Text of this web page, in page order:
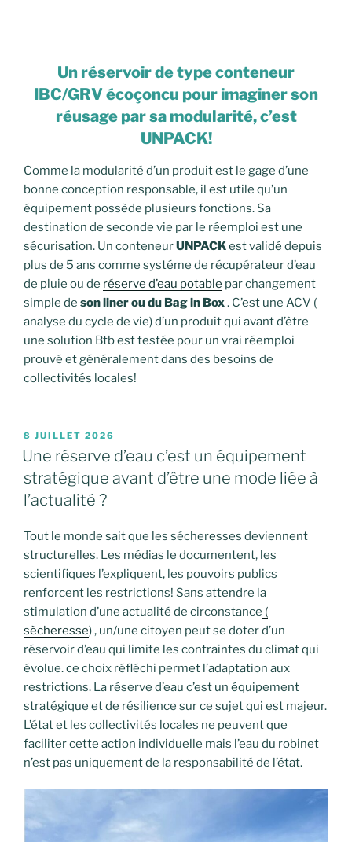
Un réservoir de type conteneur
IBC/GRV écoçoncu pour imaginer son
réusage par sa modularité, c’est
UNPACK!
Comme la modularité d’un produit est le gage d’une
bonne conception responsable, il est utile qu’un
équipement possède plusieurs fonctions. Sa
destination de seconde vie par le réemploi est une
sécurisation. Un conteneurUNPACKest validé depuis
plus de 5 ans comme systéme de récupérateur d’eau
de pluie ou de réserve d’eau potable par changement
simple de son liner ou du Bag in Box. C’est une ACV (
analyse du cycle de vie) d’un produit qui avant d’être
une solution Btb est testée pour un vrai réemploi
prouvé et généralement dans des besoins de
collectivités locales!
PUBLIÉ
LE
8 JUILLET 2026
Une réserve d’eau c’est un équipement
stratégique avant d’être une mode liée à
l’actualité ?
Tout le monde sait que les sécheresses deviennent
structurelles. Les médias le documentent, les
scientifiques l’expliquent, les pouvoirs publics
renforcent les restrictions! Sans attendre la
stimulation d’une actualité de circonstance (
sècheresse) , un/une citoyen peut se doter d’un
réservoir d’eau qui limite les contraintes du climat qui
évolue. ce choix réfléchi permet l’adaptation aux
restrictions. La réserve d’eau c’est un équipement
stratégique et de résilience sur ce sujet qui est majeur.
L’état et les collectivités locales ne peuvent que
faciliter cette action individuelle mais l’eau du robinet
n’est pas uniquement de la responsabilité de l’état.